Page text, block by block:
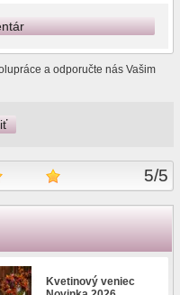
a odporučte nás Vašim
5/5
Kvetinový veniec